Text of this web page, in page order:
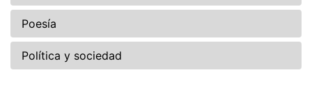
Poesía
Política y sociedad